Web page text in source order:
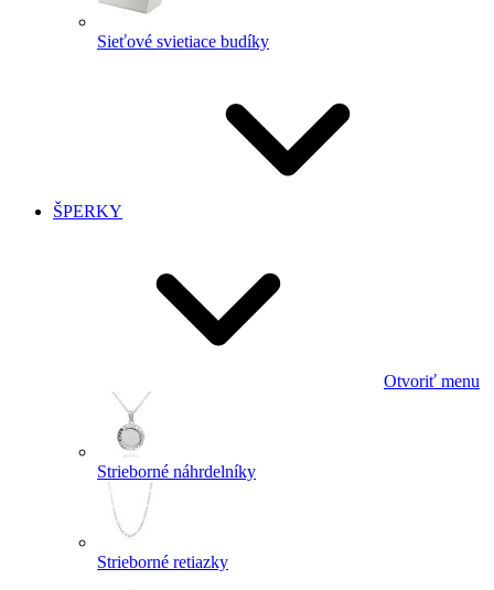
Sieťové svietiace budíky
ŠPERKY
Otvoriť menu
Strieborné náhrdelníky
Strieborné retiazky